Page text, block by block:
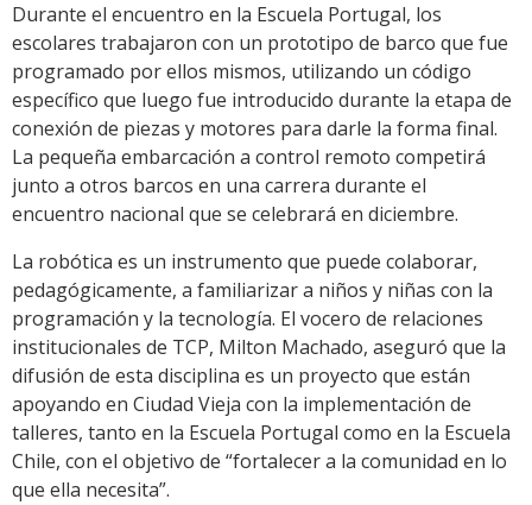
Durante el encuentro en la Escuela Portugal, los
escolares trabajaron con un prototipo de barco que fue
programado por ellos mismos, utilizando un código
específico que luego fue introducido durante la etapa de
conexión de piezas y motores para darle la forma final.
La pequeña embarcación a control remoto competirá
junto a otros barcos en una carrera durante el
encuentro nacional que se celebrará en diciembre.
La robótica es un instrumento que puede colaborar,
pedagógicamente, a familiarizar a niños y niñas con la
programación y la tecnología. El vocero de relaciones
institucionales de TCP, Milton Machado, aseguró que la
difusión de esta disciplina es un proyecto que están
apoyando en Ciudad Vieja con la implementación de
talleres, tanto en la Escuela Portugal como en la Escuela
Chile, con el objetivo de “fortalecer a la comunidad en lo
que ella necesita”.